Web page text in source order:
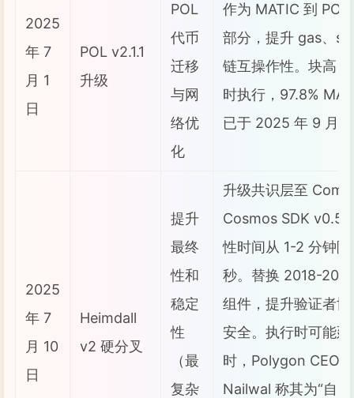
2025
年 7
月 1
日
POL v2.1.1
升级
POL
代币
迁移
与网
络优
化
作为 MATIC 到 POL
部分，提升 gas、
链互操作性。块高
时执行，97.8%
已于 2025 年 9 月
2025
年 7
月 10
日
Heimdall
v2 硬分叉
提升
最终
性和
稳定
性
（最
复杂
升级共识层至
Cosmos SDK
性时间从 1-2 分钟
秒。替换 2018-
组件，提升验证者
安全。执行时可能
时，Polygon CEO
Nailwal 称其为“自